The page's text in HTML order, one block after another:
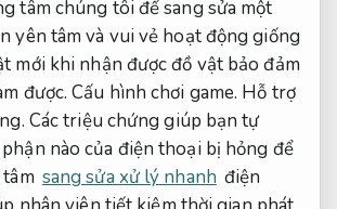
tâm chúng tôi để sang sửa một
yên tâm và vui vẻ hoạt động giống
mới khi nhận được đồ vật bảo đảm
được.Cấu hình chơi game. Hỗ trợ
Các triệu chứng giúp bạn tự
nào của điện thoại bị hỏng để
sang sửa xử lý nhanh điện